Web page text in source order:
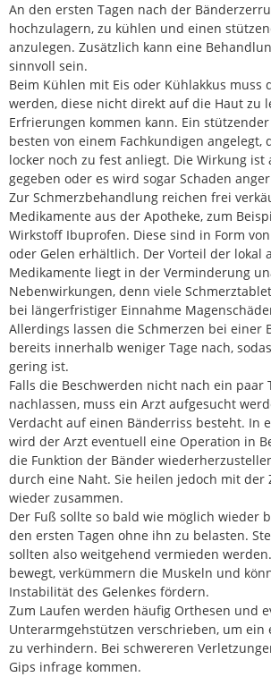
An den ersten Tagen nach der
hochzulagern, zu kühlen und einen
anzulegen. Zusätzlich kann eine
sinnvoll sein.
Beim Kühlen mit Eis oder Kühlakkus muss
werden, diese nicht direkt auf die Haut zu
Erfrierungen kommen kann. Ein
besten von einem Fachkundigen angelegt,
locker noch zu fest anliegt. Die Wirkung ist
gegeben oder es wird sogar Schaden
Zur Schmerzbehandlung reichen frei
Medikamente aus der Apotheke, zum
Wirkstoff Ibuprofen. Diese sind in Form
oder Gelen erhältlich. Der Vorteil der lokal
Medikamente liegt in der Verminderung
Nebenwirkungen, denn viele
bei längerfristiger Einnahme
Allerdings lassen die Schmerzen bei einer
bereits innerhalb weniger Tage nach,
gering ist.
Falls die Beschwerden nicht nach ein paar
nachlassen, muss ein Arzt aufgesucht
Verdacht auf einen Bänderriss besteht. In
wird der Arzt eventuell eine Operation in
die Funktion der Bänder
durch eine Naht. Sie heilen jedoch mit der
wieder zusammen.
Der Fuß sollte so bald wie möglich wieder
den ersten Tagen ohne ihn zu belasten.
sollten also weitgehend vermieden
bewegt, verkümmern die Muskeln und
Instabilität des Gelenkes fördern.
Zum Laufen werden häufig Orthesen und
Unterarmgehstützen verschrieben, um ein
zu verhindern. Bei schwereren
Gips infrage kommen.